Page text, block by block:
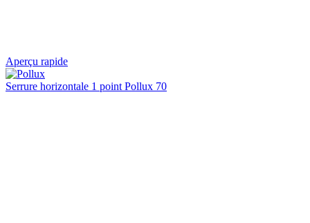
Aperçu rapide
Serrure horizontale 1 point Pollux 70